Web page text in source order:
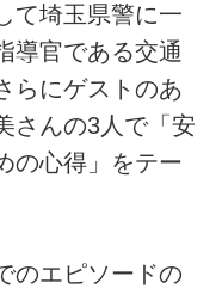
て埼玉県警に一
導官である交通
らにゲストのあ
さんの3人で「安
の心得」をテー
のエピソードの